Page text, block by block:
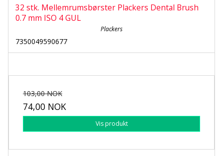
32 stk. Mellemrumsbørster Plackers Dental Brush
0.7 mm ISO 4 GUL
Plackers
7350049590677
103,00 NOK
74,00 NOK
Vis produkt